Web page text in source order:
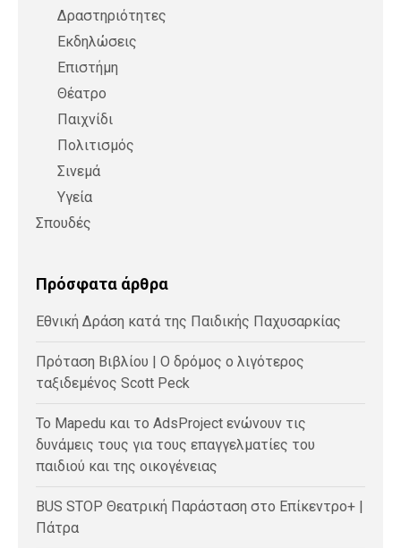
Δραστηριότητες
Εκδηλώσεις
Επιστήμη
Θέατρο
Παιχνίδι
Πολιτισμός
Σινεμά
Υγεία
Σπουδές
Πρόσφατα άρθρα
Εθνική Δράση κατά της Παιδικής Παχυσαρκίας
Πρόταση Βιβλίου | Ο δρόμος ο λιγότερος
ταξιδεμένος Scott Peck
Το Mapedu και το AdsProject ενώνουν τις
δυνάμεις τους για τους επαγγελματίες του
παιδιού και της οικογένειας
BUS STOP Θεατρική Παράσταση στο Επίκεντρο+ |
Πάτρα